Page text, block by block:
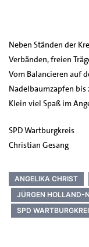
Neben Ständen der
Verbänden, freien
Vom Balancieren auf
Nadelbaumzapfen
Klein viel Spaß im
SPD Wartburgkreis
Christian Gesang
ANGELIKA CHRIST
JÜRGEN HOLLAND-
SPD